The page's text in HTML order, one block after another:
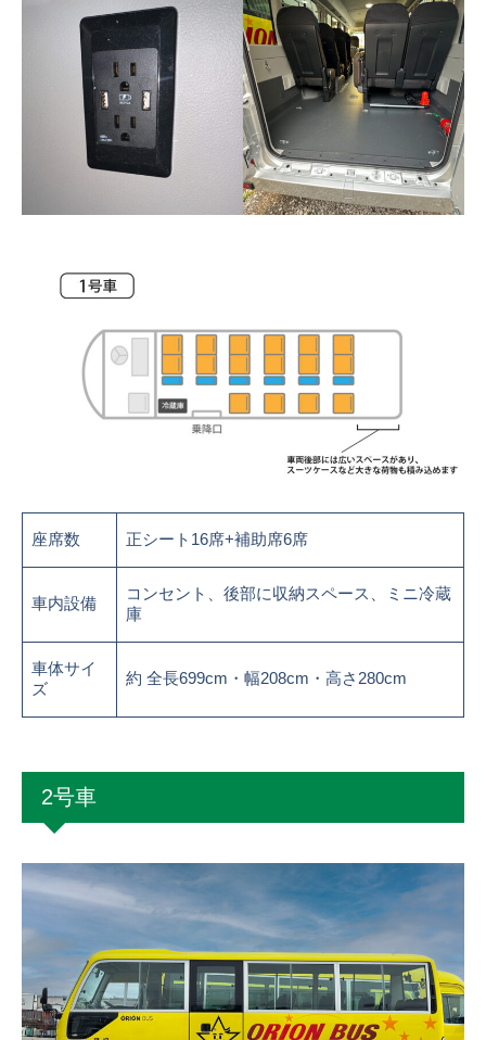
座席数 正シート16席+補助席6席
車内設備
コンセント、後部に収納スペース、ミニ冷蔵
庫
車体サイ
ズ
約 全長699cm・幅208cm・高さ280cm
2号車